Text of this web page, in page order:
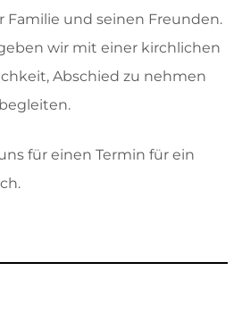
Familie und seinen Freunden.
wir mit einer kirchlichen
Abschied zu nehmen
für einen Termin für ein